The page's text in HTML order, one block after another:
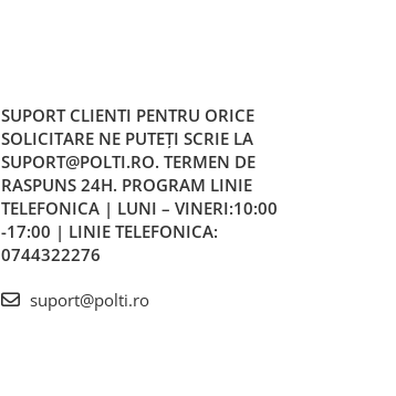
SUPORT CLIENTI PENTRU ORICE
SOLICITARE NE PUTEȚI SCRIE LA
SUPORT@POLTI.RO. TERMEN DE
RASPUNS 24H. PROGRAM LINIE
TELEFONICA | LUNI – VINERI:10:00
-17:00 | LINIE TELEFONICA:
0744322276
suport@polti.ro